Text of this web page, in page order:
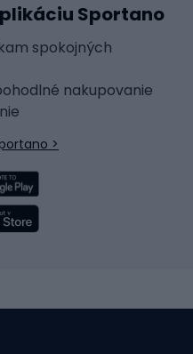
Tašky
Sportano
spokojných
nakupovanie
>